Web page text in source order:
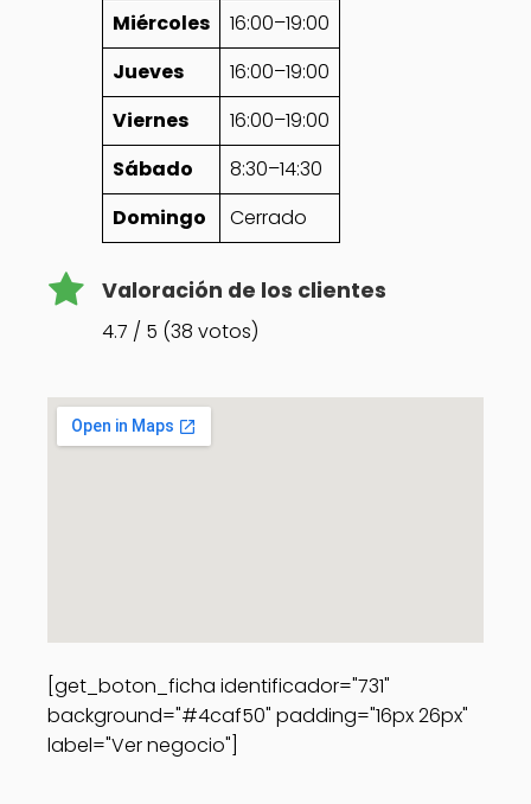
Miércoles
16:00–19:00
Jueves
16:00–19:00
Viernes
16:00–19:00
Sábado
8:30–14:30
Domingo
Cerrado
Valoración de los clientes
4.7 / 5 (38 votos)
[get_boton_ficha identificador="731"
background="#4caf50" padding="16px 26px"
label="Ver negocio"]